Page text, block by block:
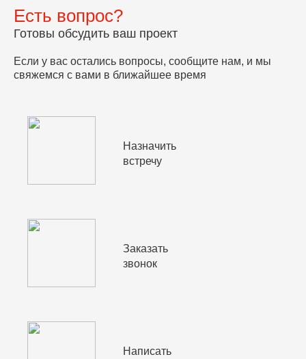
Есть вопрос?
Готовы обсудить ваш проект
Если у вас остались вопросы, сообщите нам, и мы
свяжемся с вами в ближайшее время
Назначить
встречу
Заказать
звонок
Написать